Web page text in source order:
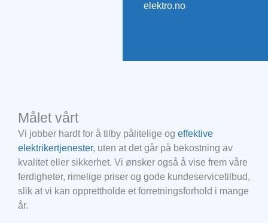
elektro.no
Målet vårt
Vi jobber hardt for å tilby pålitelige og effektive
elektrikertjenester, uten at det går på bekostning av
kvalitet eller sikkerhet. Vi ønsker også å vise frem våre
ferdigheter, rimelige priser og gode kundeservicetilbud,
slik at vi kan opprettholde et forretningsforhold i mange
år.